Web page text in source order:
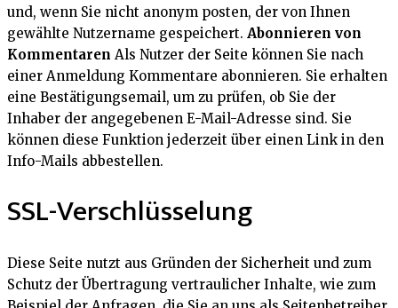
und, wenn Sie nicht anonym posten, der von Ihnen
gewählte Nutzername gespeichert. Abonnieren von
Kommentaren Als Nutzer der Seite können Sie nach
einer Anmeldung Kommentare abonnieren. Sie erhalten
eine Bestätigungsemail, um zu prüfen, ob Sie der
Inhaber der angegebenen E-Mail-Adresse sind. Sie
können diese Funktion jederzeit über einen Link in den
Info-Mails abbestellen.
SSL-Verschlüsselung
Diese Seite nutzt aus Gründen der Sicherheit und zum
Schutz der Übertragung vertraulicher Inhalte, wie zum